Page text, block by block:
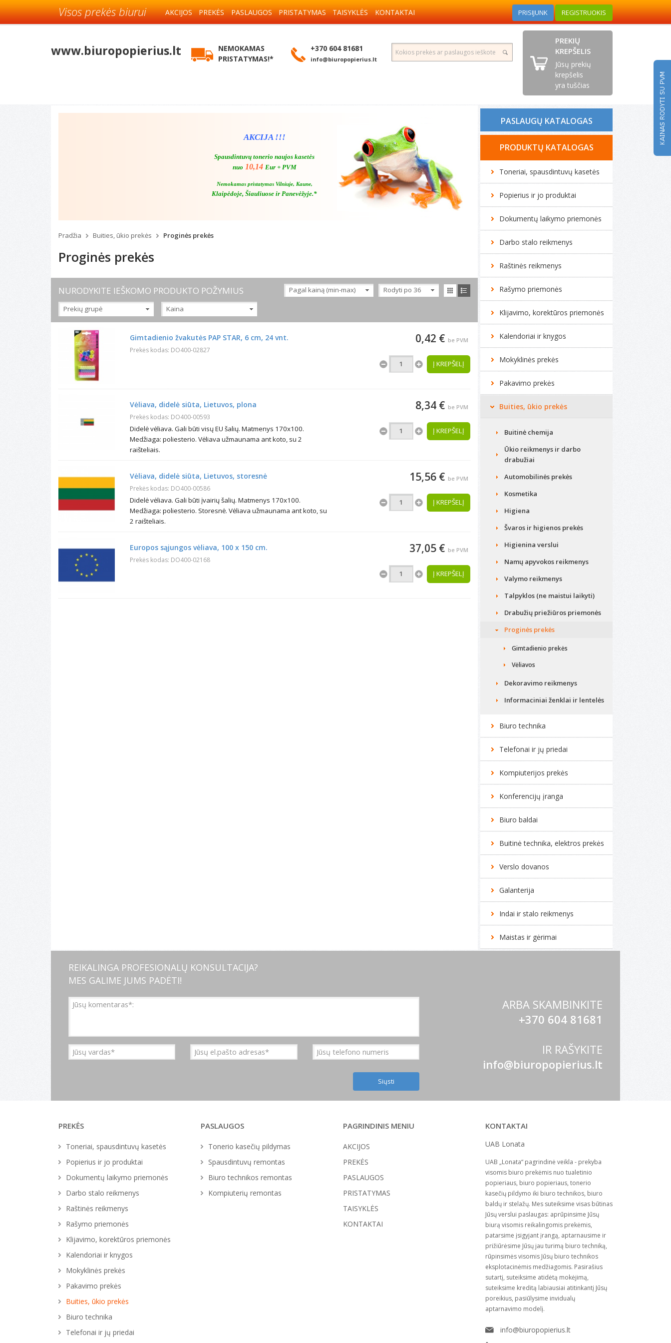
Visos prekės biurui AKCIJOS PREKĖS PASLAUGOS PRISTATYMAS TAISYKLĖS KONTAKTAI PRISIJUNK REGISTRUOKIS
www.biuropopierius.lt
NEMOKAMAS
PRISTATYMAS!*
+370 604 81681
info@biuropopierius.lt
PREKIŲ
KREPŠELIS
Jūsų prekių
krepšelis
yra tuščias
AKCIJA !!!
Spausdintuvų tonerio naujos kasetės
nuo 10,14 Eur + PVM
Nemokamas pristatymas Vilniuje, Kaune,
Klaipėdoje, Šiauliuose ir Panevėžyje.*
Pradžia Buities, ūkio prekės Proginės prekės
Proginės prekės
NURODYKITE IEŠKOMO PRODUKTO POŽYMIUS Pagal kainą (min-max) Rodyti po 36
Prekių grupė
Gimtadienio prekės
Vėliavos
Kaina
Gimtadienio žvakutės PAP STAR, 6 cm, 24 vnt.
Prekės kodas: DO400-02827
0,42 € be PVM
Į KREPŠELĮ
Vėliava, didelė siūta, Lietuvos, plona
Prekės kodas: DO400-00593
Didelė vėliava. Gali būti visų EU šalių. Matmenys 170x100.
Medžiaga: poliesterio. Vėliava užmaunama ant koto, su 2
raišteliais.
8,34 € be PVM
Į KREPŠELĮ
Vėliava, didelė siūta, Lietuvos, storesnė
Prekės kodas: DO400-00586
Didelė vėliava. Gali būti įvairių šalių. Matmenys 170x100.
Medžiaga: poliesterio. Storesnė. Vėliava užmaunama ant koto, su
2 raišteliais.
15,56 € be PVM
Į KREPŠELĮ
Europos sąjungos vėliava, 100 x 150 cm.
Prekės kodas: DO400-02168
37,05 € be PVM
Į KREPŠELĮ
PASLAUGŲ KATALOGAS
Tonerio kasečių pildymas
Spausdintuvų remontas
Biuro technikos remontas
Kompiuterių remontas
PRODUKTŲ KATALOGAS
Toneriai, spausdintuvų kasetės
Popierius ir jo produktai
Dokumentų laikymo priemonės
Darbo stalo reikmenys
Raštinės reikmenys
Rašymo priemonės
Klijavimo, korektūros priemonės
Kalendoriai ir knygos
Mokyklinės prekės
Pakavimo prekės
Buities, ūkio prekės
Buitinė chemija
Ūkio reikmenys ir darbo
drabužiai
Automobilinės prekės
Kosmetika
Higiena
Švaros ir higienos prekės
Higienina verslui
Namų apyvokos reikmenys
Valymo reikmenys
Talpyklos (ne maistui laikyti)
Drabužių priežiūros priemonės
Proginės prekės
Gimtadienio prekės
Vėliavos
Dekoravimo reikmenys
Informaciniai ženklai ir lentelės
Biuro technika
Telefonai ir jų priedai
Kompiuterijos prekės
Konferencijų įranga
Biuro baldai
Buitinė technika, elektros prekės
Verslo dovanos
Galanterija
Indai ir stalo reikmenys
Maistas ir gėrimai
REIKALINGA PROFESIONALŲ KONSULTACIJA?
MES GALIME JUMS PADĖTI!
ARBA SKAMBINKITE
+370 604 81681
IR RAŠYKITE
info@biuropopierius.lt
PREKĖS
Toneriai, spausdintuvų kasetės
Popierius ir jo produktai
Dokumentų laikymo priemonės
Darbo stalo reikmenys
Raštinės reikmenys
Rašymo priemonės
Klijavimo, korektūros priemonės
Kalendoriai ir knygos
Mokyklinės prekės
Pakavimo prekės
Buities, ūkio prekės
Biuro technika
Telefonai ir jų priedai
PASLAUGOS
Tonerio kasečių pildymas
Spausdintuvų remontas
Biuro technikos remontas
Kompiuterių remontas
PAGRINDINIS MENIU
AKCIJOS
PREKĖS
PASLAUGOS
PRISTATYMAS
TAISYKLĖS
KONTAKTAI
KONTAKTAI
UAB Lonata
UAB „Lonata“ pagrindinė veikla - prekyba
visomis biuro prekėmis nuo tualetinio
popieriaus, biuro popieriaus, tonerio
kasečių pildymo iki biuro technikos, biuro
baldų ir stelažų. Mes suteiksime visas būtinas
Jūsų verslui paslaugas: aprūpinsime Jūsų
biurą visomis reikalingomis prekėmis,
patarsime įsigyjant įrangą, aptarnausime ir
prižiūrėsime Jūsų jau turimą biuro techniką,
rūpinsimės visomis Jūsų biuro technikos
eksplotacinėmis medžiagomis. Pasirašius
sutartį, suteiksime atidėtą mokėjimą,
suteiksime kreditą labiausiai atitinkantį Jūsų
poreikius, pasiūlysime invidualų
aptarnavimo modelį.
info@biuropopierius.lt